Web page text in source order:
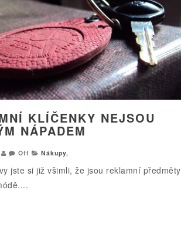
KLÍČENKY NEJSOU
NÁPADEM
Off Nákupy,
jste si již všimli, že jsou reklamní předměty